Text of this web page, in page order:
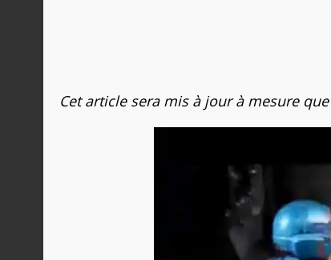
Cet article sera mis à jour à mesure